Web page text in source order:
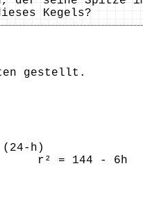
Kegels?
gestellt.
h)
6h